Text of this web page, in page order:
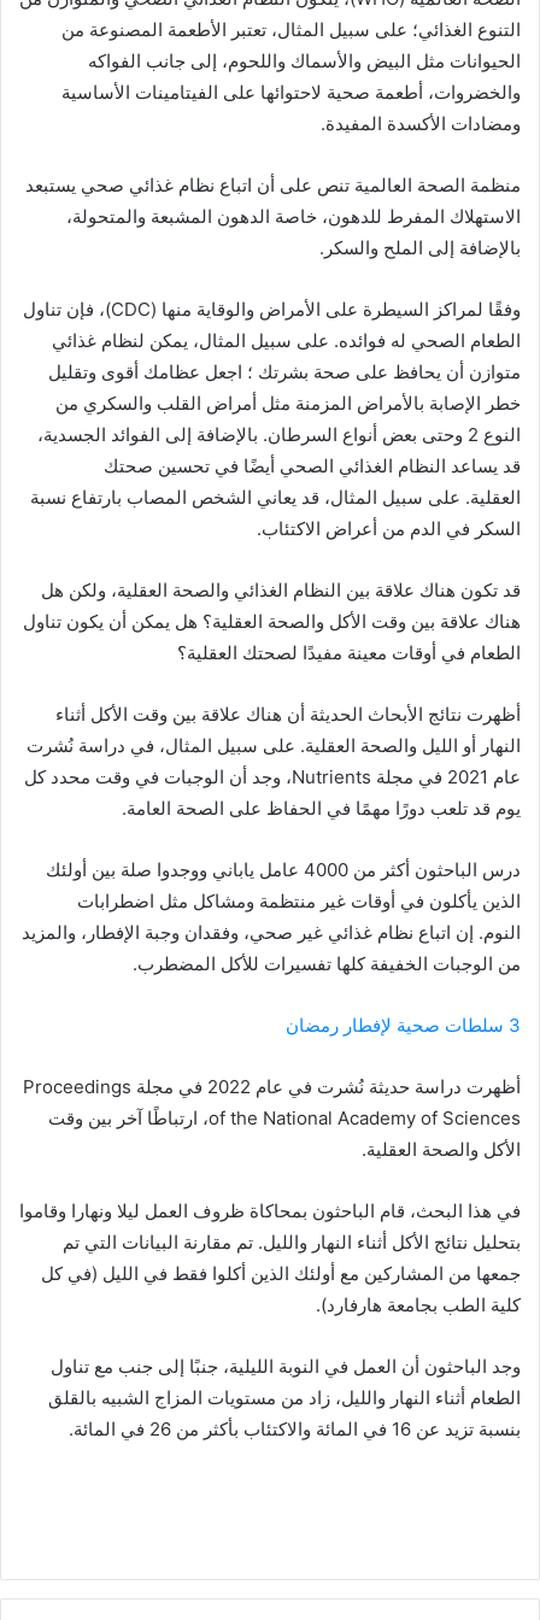
التنوع الغذائي؛ على سبيل المثال، تعتبر الأطعمة المصنوعة من
الحيوانات مثل البيض والأسماك واللحوم، إلى جانب الفواكه
والخضروات، أطعمة صحية لاحتوائها على الفيتامينات الأساسية
ومضادات الأكسدة المفيدة.
منظمة الصحة العالمية تنص على أن اتباع نظام غذائي صحي يستبعد
الاستهلاك المفرط للدهون، خاصة الدهون المشبعة والمتحولة،
بالإضافة إلى الملح والسكر.
وفقًا لمراكز السيطرة على الأمراض والوقاية منها (CDC)، فإن تناول
الطعام الصحي له فوائده. على سبيل المثال، يمكن لنظام غذائي
متوازن أن يحافظ على صحة بشرتك ؛ اجعل عظامك أقوى وتقليل
خطر الإصابة بالأمراض المزمنة مثل أمراض القلب والسكري من
النوع 2 وحتى بعض أنواع السرطان. بالإضافة إلى الفوائد الجسدية،
قد يساعد النظام الغذائي الصحي أيضًا في تحسين صحتك
العقلية. على سبيل المثال، قد يعاني الشخص المصاب بارتفاع نسبة
السكر في الدم من أعراض الاكتئاب.
قد تكون هناك علاقة بين النظام الغذائي والصحة العقلية، ولكن هل
هناك علاقة بين وقت الأكل والصحة العقلية؟ هل يمكن أن يكون تناول
الطعام في أوقات معينة مفيدًا لصحتك العقلية؟
أظهرت نتائج الأبحاث الحديثة أن هناك علاقة بين وقت الأكل أثناء
النهار أو الليل والصحة العقلية. على سبيل المثال، في دراسة نُشرت
عام 2021 في مجلة Nutrients، وجد أن الوجبات في وقت محدد كل
يوم قد تلعب دورًا مهمًا في الحفاظ على الصحة العامة.
درس الباحثون أكثر من 4000 عامل ياباني ووجدوا صلة بين أولئك
الذين يأكلون في أوقات غير منتظمة ومشاكل مثل اضطرابات
النوم. إن اتباع نظام غذائي غير صحي، وفقدان وجبة الإفطار، والمزيد
من الوجبات الخفيفة كلها تفسيرات للأكل المضطرب.
3 سلطات صحية لإفطار رمضان
أظهرت دراسة حديثة نُشرت في عام 2022 في مجلة Proceedings
of the National Academy of Sciences، ارتباطًا آخر بين وقت
الأكل والصحة العقلية.
في هذا البحث، قام الباحثون بمحاكاة ظروف العمل ليلا ونهارا وقاموا
بتحليل نتائج الأكل أثناء النهار والليل. تم مقارنة البيانات التي تم
جمعها من المشاركين مع أولئك الذين أكلوا فقط في الليل (في كل
كلية الطب بجامعة هارفارد).
وجد الباحثون أن العمل في النوبة الليلية، جنبًا إلى جنب مع تناول
الطعام أثناء النهار والليل، زاد من مستويات المزاج الشبيه بالقلق
بنسبة تزيد عن 16 في المائة والاكتئاب بأكثر من 26 في المائة.